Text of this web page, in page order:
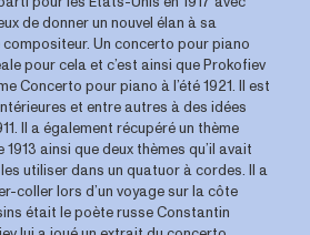
de donner un nouvel élan à sa
Un concerto pour piano
pour cela et c’est ainsi que Prokofiev
Concerto pour piano à l’été 1921. Il est
et entre autres à des idées
Il a également récupéré un thème
ainsi que deux thèmes qu’il avait
utiliser dans un quatuor à cordes. Il a
coller lors d’un voyage sur la côte
était le poète russe Constantin